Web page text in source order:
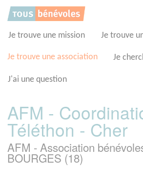
Je trouve une mission Je trouve
Je trouve une association Je
J'ai une question
AFM -
Téléthon - Cher
AFM - Association
BOURGES (18)
Panneau de gestion des cookies